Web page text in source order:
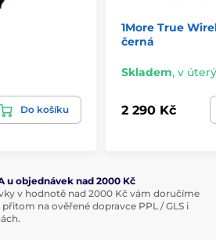
Do košíku
1More True
černá
Skladem, v úterý
2 290 Kč
u objednávek nad 2000 Kč
v hodnotě nad 2000 Kč vám doručíme
přitom na ověřené dopravce PPL / GLS i